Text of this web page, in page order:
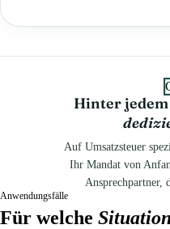
Hinter
Auf Umsatzsteuer
Ihr Mandat von
Ansprechpartner,
Anwendungsfälle
Für welche